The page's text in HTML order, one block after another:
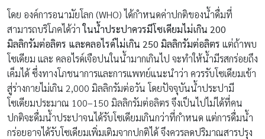
โดย องค์การอนามัยโลก (WHO) ได้กำหนดค่าปกติของน้ำดื่มที่
สามารถบริโภคได้ว่าในน้ำประปาควรมีโซเดียมไม่เกิน 200
มิลลิกรัมต่อลิตร และคลอไรด์ไม่เกิน 250 มิลลิกรัมต่อลิตร แต่ถ้าพบ
โซเดียม และ คลอไรด์เจือปนในน้ำมากเกินไป จะทำให้น้ำมีรสกร่อยถึง
เค็มได้ ซึ่งทางโภชนาการและการแพทย์แนะนำว่า ควรรับโซเดียมเข้า
สู่ร่างกายไม่เกิน 2,000 มิลลิกรัมต่อวัน โดยปัจจุบันน้ำประปามี
โซเดียมประมาณ 100–150 มิลลิกรัมต่อลิตร จึงเป็นไปไม่ได้ที่คน
ปกติจะดื่มน้ำประปาจนได้รับโซเดียมเกินกว่าที่กำหนด แต่การดื่มน้ำ
กร่อยอาจได้รับโซเดียมเพิ่มเติมจากปกติได้ จึงควรลดปริมาณสารปรุง